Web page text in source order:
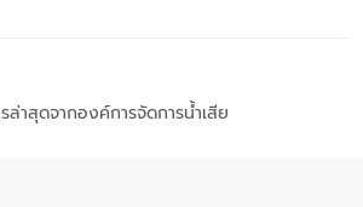
ล่าสุดจากองค์การจัดการน้ำเสีย